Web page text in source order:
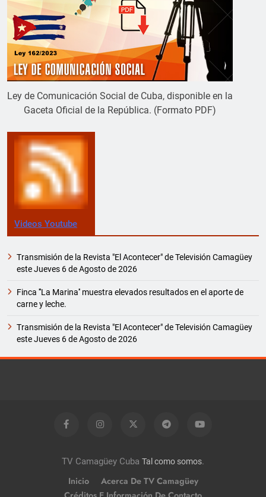
Ley de Comunicación Social de Cuba, disponible en la
Gaceta Oficial de la República. (Formato PDF)
Videos Youtube
Transmisión de la Revista "El Acontecer" de Televisión Camagüey
este Jueves 6 de Agosto de 2026
Finca '''La Marina'' muestra elevados resultados en el aporte de
carne y leche.
Transmisión de la Revista "El Acontecer" de Televisión Camagüey
este Jueves 6 de Agosto de 2026
TV Camagüey Cuba Tal como somos.
Inicio
Acerca De TV Camagüey